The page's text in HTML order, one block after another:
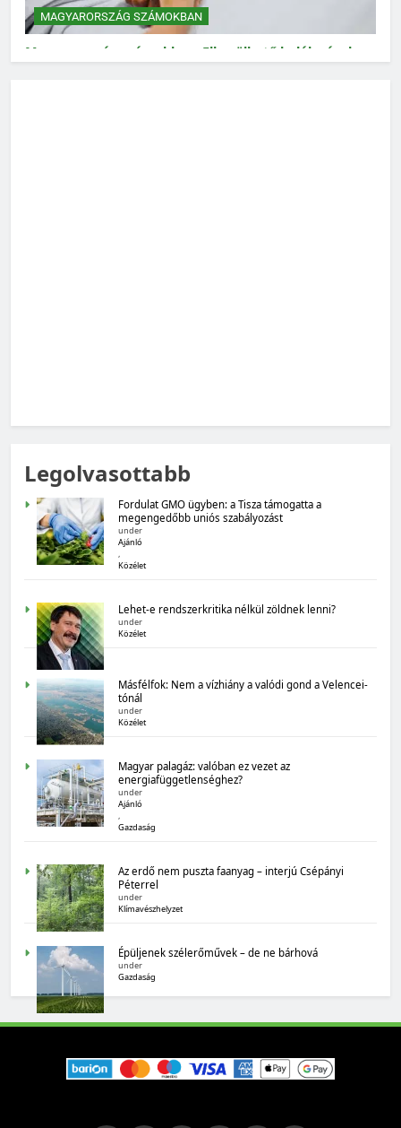
MAGYARORSZÁG SZÁMOKBAN
Magyarország számokban: Elkerülhető halálozások
Magyarország számokban: Fogyasztói bizalom,
gazdasági várakozások
MAGYARORSZÁG SZÁMOKBAN
Magyarország számokban: Államadósság
MAGYARORSZÁG SZÁMOKBAN
Magyarország számokban: biogazdálkodás
MAGYARORSZÁG SZÁMOKBAN
Legolvasottabb
Fordulat GMO ügyben: a Tisza támogatta a
megengedőbb uniós szabályozást
under
Ajánló
,
Közélet
Lehet-e rendszerkritika nélkül zöldnek lenni?
under
Közélet
Másfélfok: Nem a vízhiány a valódi gond a Velencei-
tónál
under
Közélet
Magyar palagáz: valóban ez vezet az
energiafüggetlenséghez?
under
Ajánló
,
Gazdaság
Az erdő nem puszta faanyag – interjú Csépányi
Péterrel
under
Klímavészhelyzet
Épüljenek szélerőművek – de ne bárhová
under
Gazdaság